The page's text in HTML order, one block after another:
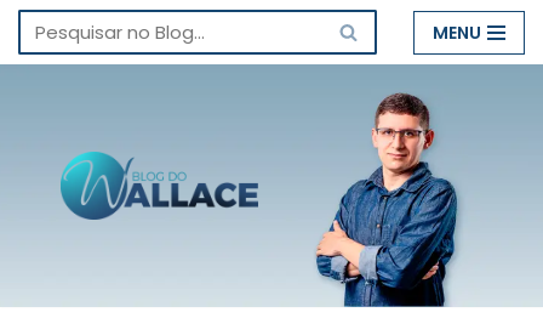
Pular
conteúdo
MENU